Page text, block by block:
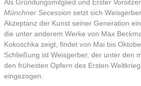
Als Gründungsmitglied und Erster
Münchner Secession setzt sich
Akzeptanz der Kunst seiner Generation
die unter anderem Werke von Max
Kokoschka zeigt, findet von Mai bis
Schließung ist Weisgerber, der unter den
den frühesten Opfern des Ersten
eingezogen.